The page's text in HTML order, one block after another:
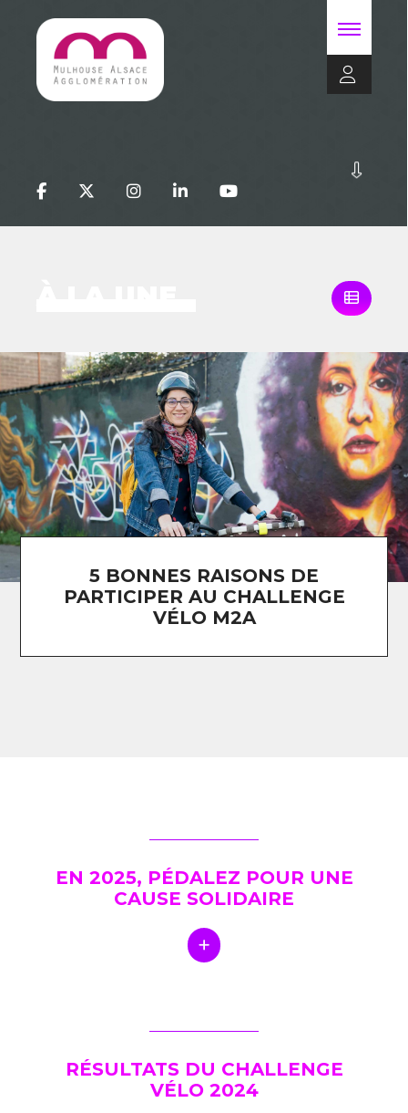
5 BONNES RAISONS DE
PARTICIPER AU CHALLENGE
VÉLO M2A
EN 2025, PÉDALEZ POUR UNE
CAUSE SOLIDAIRE
RÉSULTATS DU CHALLENGE
VÉLO 2024